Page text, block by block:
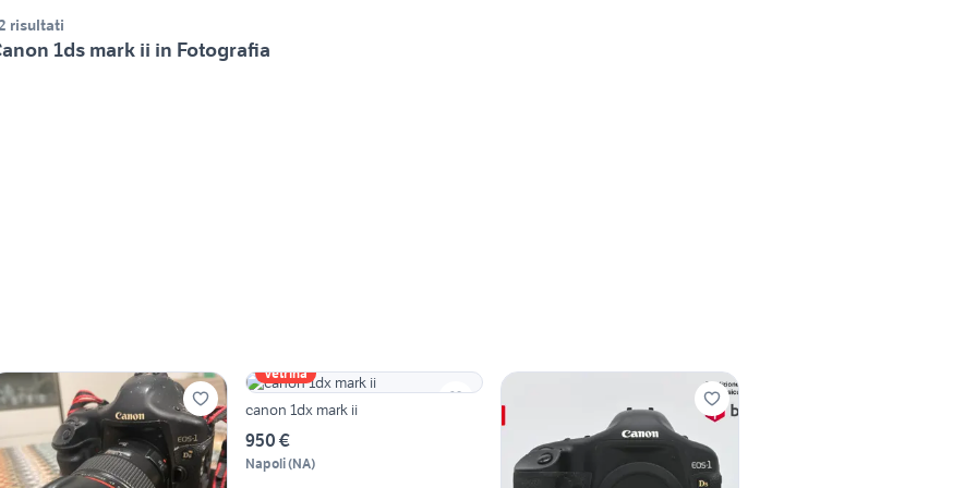
risultati
1ds mark ii in Fotografia
Vetrina
canon 1dx mark ii
950 €
Napoli(NA)